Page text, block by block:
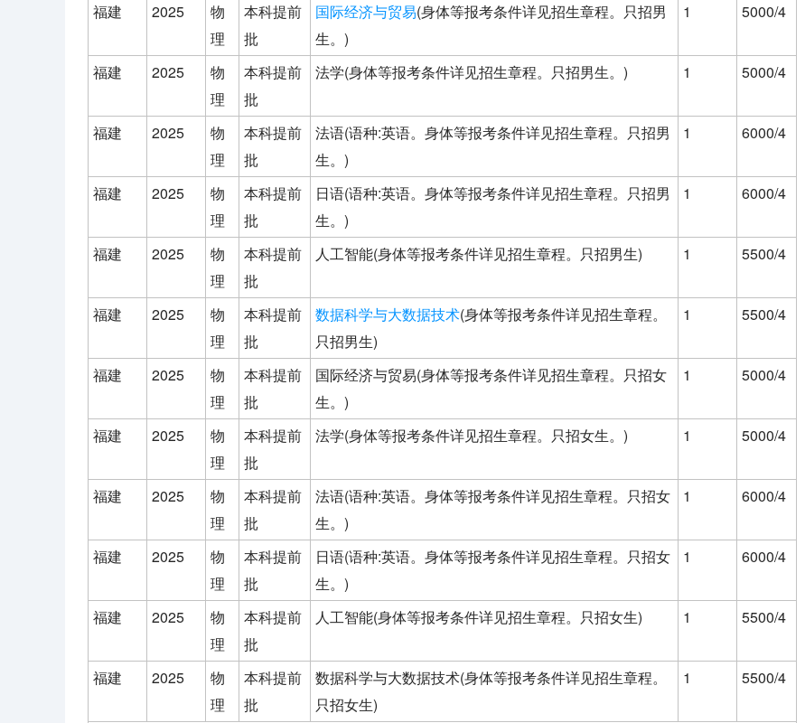
福建 2025
物
理
本科提前
批
国际经济与贸易(身体等报考条件详见招生章程。只招男
生。)
1 5000/4
福建 2025
物
理
本科提前
批
法学(身体等报考条件详见招生章程。只招男生。) 1 5000/4
福建 2025
物
理
本科提前
批
法语(语种:英语。身体等报考条件详见招生章程。只招男
生。)
1 6000/4
福建 2025
物
理
本科提前
批
日语(语种:英语。身体等报考条件详见招生章程。只招男
生。)
1 6000/4
福建 2025
物
理
本科提前
批
人工智能(身体等报考条件详见招生章程。只招男生) 1 5500/4
福建 2025
物
理
本科提前
批
数据科学与大数据技术(身体等报考条件详见招生章程。
只招男生)
1 5500/4
福建 2025
物
理
本科提前
批
国际经济与贸易(身体等报考条件详见招生章程。只招女
生。)
1 5000/4
福建 2025
物
理
本科提前
批
法学(身体等报考条件详见招生章程。只招女生。) 1 5000/4
福建 2025
物
理
本科提前
批
法语(语种:英语。身体等报考条件详见招生章程。只招女
生。)
1 6000/4
福建 2025
物
理
本科提前
批
日语(语种:英语。身体等报考条件详见招生章程。只招女
生。)
1 6000/4
福建 2025
物
理
本科提前
批
人工智能(身体等报考条件详见招生章程。只招女生) 1 5500/4
福建 2025
物
理
本科提前
批
数据科学与大数据技术(身体等报考条件详见招生章程。
只招女生)
1 5500/4